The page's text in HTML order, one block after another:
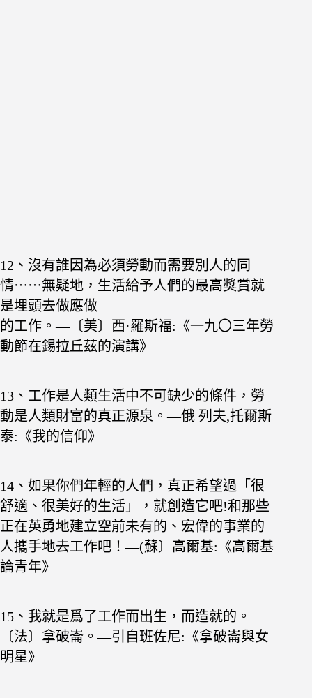
12、沒有誰因為必須勞動而需要別人的同
情⋯⋯無疑地，生活給予人們的最高獎賞就
是埋頭去做應做
的工作。—〔美〕西·羅斯福:《一九〇三年勞
動節在錫拉丘茲的演講》
13、工作是人類生活中不可缺少的條件，勞
動是人類財富的真正源泉。—俄 列夫,托爾斯
泰:《我的信仰》
14、如果你們年輕的人們，真正希望過「很
舒適、很美好的生活」，就創造它吧!和那些
正在英勇地建立空前未有的、宏偉的事業的
人攜手地去工作吧！—(蘇〕高爾基:《高爾基
論青年》
15、我就是爲了工作而出生，而造就的。—
〔法〕拿破崙。—引自班佐尼:《拿破崙與女
明星》